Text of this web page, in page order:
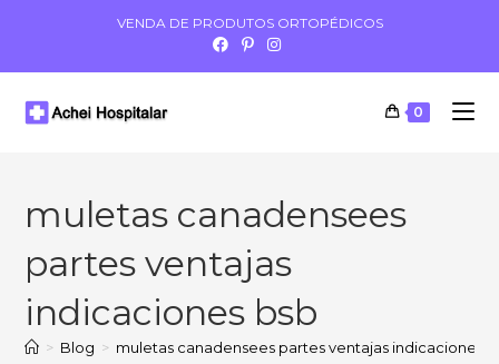
VENDA DE PRODUTOS ORTOPÉDICOS
0
muletas canadensees
partes ventajas
indicaciones bsb
> Blog > muletas canadensees partes ventajas indicaciones